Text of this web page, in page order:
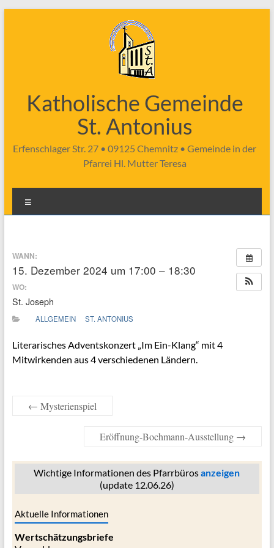
Katholische Gemeinde
St. Antonius
Erfenschlager Str. 27 • 09125 Chemnitz • Gemeinde in der
Pfarrei Hl. Mutter Teresa
WANN:
15. Dezember 2024 um 17:00 – 18:30
WO:
St. Joseph
ALLGEMEIN ST. ANTONIUS
Literarisches Adventskonzert „Im Ein-Klang“ mit 4
Mitwirkenden aus 4 verschiedenen Ländern.
← Mysterienspiel
Eröffnung-Bochmann-Ausstellung →
Wichtige Informationen des Pfarrbürosanzeigen
(update 12.06.26)
Aktuelle Informationen
Wertschätzungsbriefe